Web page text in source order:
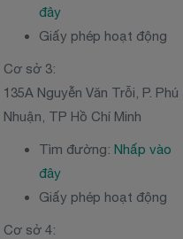
đây
Giấy phép hoạt động
Cơ sở 3:
135A Nguyễn Văn Trỗi, P. Phú
Nhuận, TP Hồ Chí Minh
Tìm đường:Nhấp vào
đây
Giấy phép hoạt động
Cơ sở 4: